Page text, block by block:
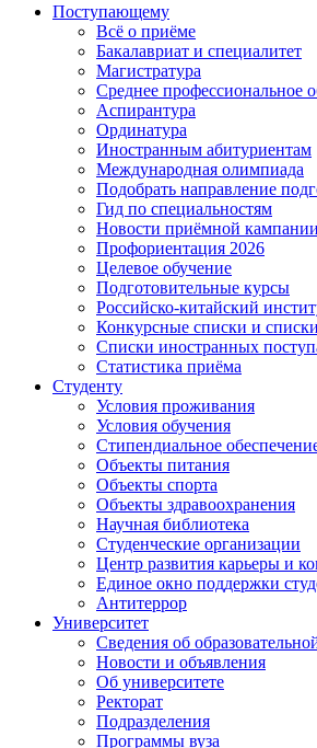
Поступающему
Всё о приёме
Бакалавриат и специалитет
Магистратура
Среднее профессиональное
Аспирантура
Ординатура
Иностранным абитуриентам
Международная олимпиада
Подобрать направление
Гид по специальностям
Новости приёмной кампании
Профориентация 2026
Целевое обучение
Подготовительные курсы
Российско-китайский
Конкурсные списки и
Списки иностранных
Статистика приёма
Студенту
Условия проживания
Условия обучения
Стипендиальное
Объекты питания
Объекты спорта
Объекты здравоохранения
Научная библиотека
Студенческие организации
Центр развития карьеры и
Единое окно поддержки
Антитеррор
Университет
Сведения об
Новости и объявления
Об университете
Ректорат
Подразделения
Программы вуза